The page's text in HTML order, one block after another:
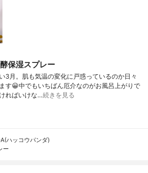
保湿スプレー
3月。肌も気温の変化に戸惑っているのか日々
す😀中でもいちばん厄介なのがお風呂上がりで
ればいけな…続きを見る
ハッコウパンダ)
ー